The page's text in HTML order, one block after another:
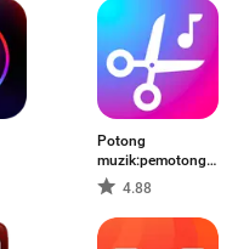
Potong
muzik:pemotong
lagu mp3
4.88